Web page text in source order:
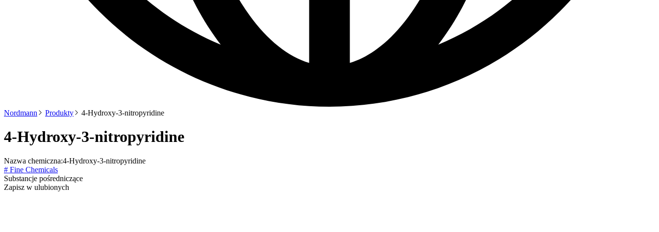
Nordmann Produkty 4-Hydroxy-3-nitropyridine
4-Hydroxy-3-nitropyridine
Nazwa chemiczna:4-Hydroxy-3-nitropyridine
# Fine Chemicals
Substancje pośredniczące
Zapisz w ulubionych